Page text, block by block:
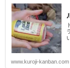
www.kuroji-kanban.com